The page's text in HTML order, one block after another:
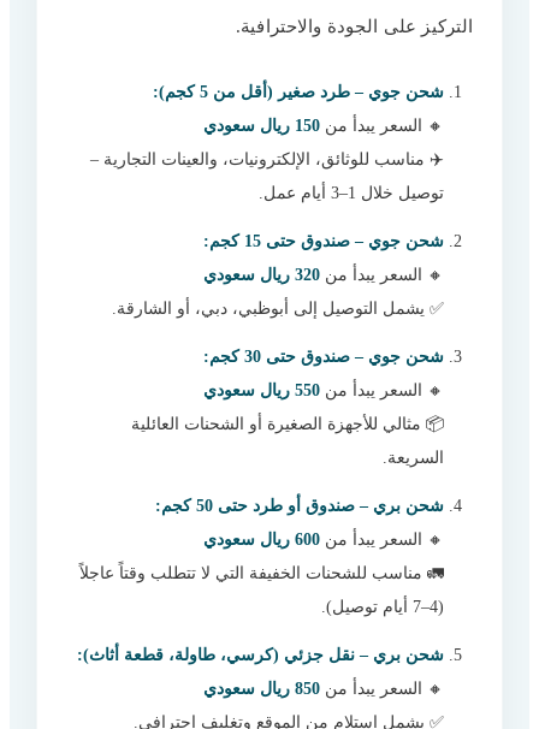
التركيز على الجودة والاحترافية.
شحن جوي – طرد صغير (أقل من 5 كجم):
🔸 السعر يبدأ من 150 ريال سعودي
✈️ مناسب للوثائق، الإلكترونيات، والعينات التجارية –
توصيل خلال 1–3 أيام عمل.
شحن جوي – صندوق حتى 15 كجم:
🔸 السعر يبدأ من 320 ريال سعودي
✅ يشمل التوصيل إلى أبوظبي، دبي، أو الشارقة.
شحن جوي – صندوق حتى 30 كجم:
🔸 السعر يبدأ من 550 ريال سعودي
📦 مثالي للأجهزة الصغيرة أو الشحنات العائلية
السريعة.
شحن بري – صندوق أو طرد حتى 50 كجم:
🔸 السعر يبدأ من 600 ريال سعودي
🚛 مناسب للشحنات الخفيفة التي لا تتطلب وقتاً عاجلاً
(4–7 أيام توصيل).
شحن بري – نقل جزئي (كرسي، طاولة، قطعة أثاث):
🔸 السعر يبدأ من 850 ريال سعودي
✅ يشمل استلام من الموقع وتغليف احترافي.